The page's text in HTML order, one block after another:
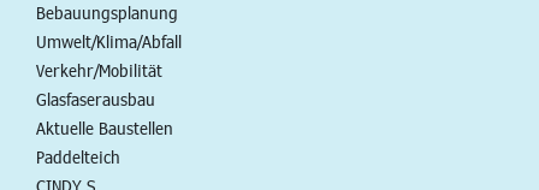
Bebauungsplanung
Umwelt/Klima/Abfall
Verkehr/Mobilität
Glasfaserausbau
Aktuelle Baustellen
Paddelteich
CINDY S